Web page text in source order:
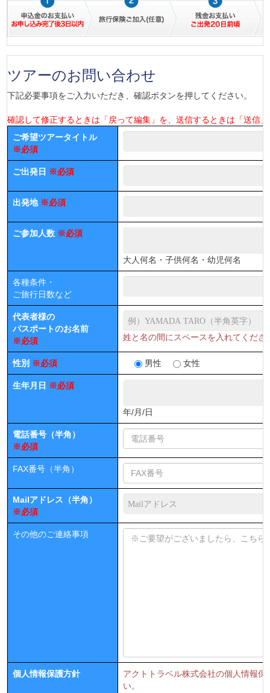
ツアーのお問い合わせ
下記必要事項をご入力いただき、確認ボタンを押してください。
確認して修正するときは「戻って編集」を、送信するときは「送信
ご希望ツアータイトル
※必須
ご出発日 ※必須
出発地 ※必須
ご参加人数 ※必須
大人何名・子供何名・幼児何名
各種条件・
ご旅行日数など
代表者様の
パスポートのお名前
※必須
姓と名の間にスペースを入れてくださ
性別 ※必須 男性 女性
生年月日 ※必須
年/月/日
電話番号（半角）
※必須
FAX番号（半角）
Mailアドレス（半角）
※必須
その他のご連絡事項
個人情報保護方針
アクトトラベル株式会社の個人情報
い。